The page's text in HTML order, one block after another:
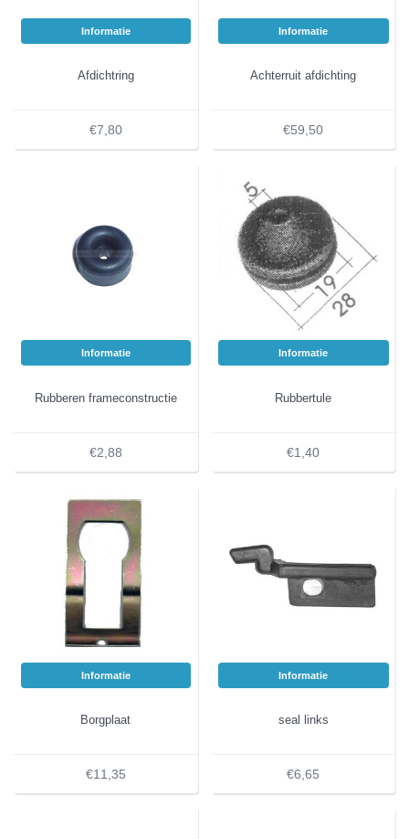
Informatie
Afdichtring
€7,80
Informatie
Achterruit afdichting
€59,50
Informatie
Rubberen frameconstructie
€2,88
Informatie
Rubbertule
€1,40
Informatie
Borgplaat
€11,35
Informatie
seal links
€6,65